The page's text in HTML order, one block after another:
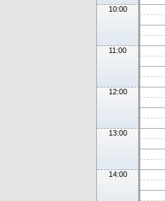
10:00
11:00
12:00
13:00
14:00